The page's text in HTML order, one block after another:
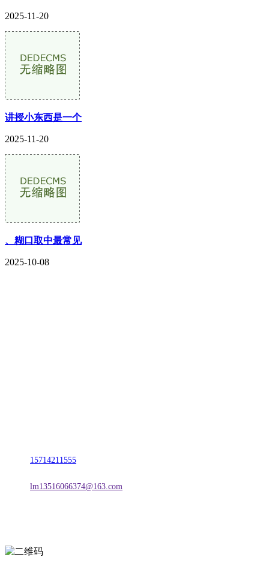
2025-11-20
讲授小东西是一个
2025-11-20
、糊口取中最常见
2025-10-08
15714211555
lm13516066374@163.com